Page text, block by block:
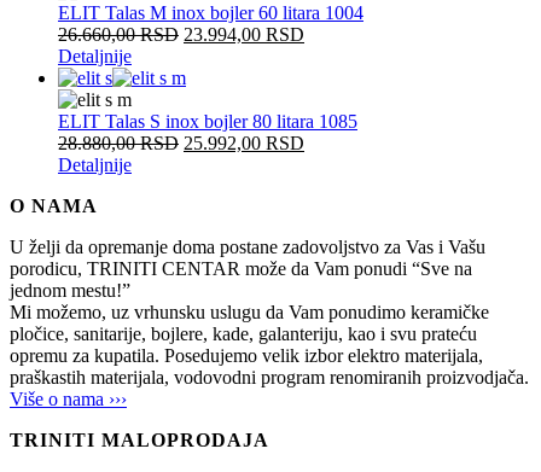
ELIT Talas M inox bojler 60 litara 1004
26.660,00RSD 23.994,00 RSD
Detaljnije
ELIT Talas S inox bojler 80 litara 1085
28.880,00RSD 25.992,00 RSD
Detaljnije
O NAMA
U želji da opremanje doma postane zadovoljstvo za Vas i Vašu
porodicu, TRINITI CENTAR može da Vam ponudi “Sve na
jednom mestu!”
Mi možemo, uz vrhunsku uslugu da Vam ponudimo keramičke
pločice, sanitarije, bojlere, kade, galanteriju, kao i svu prateću
opremu za kupatila. Posedujemo velik izbor elektro materijala,
praškastih materijala, vodovodni program renomiranih proizvodjača.
Više o nama ›››
TRINITI MALOPRODAJA